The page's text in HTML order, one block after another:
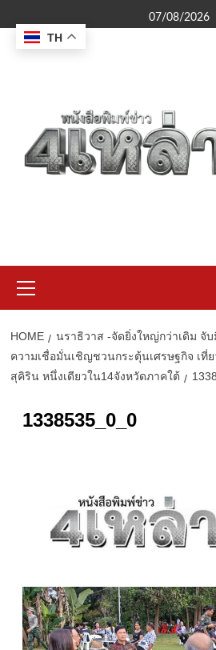
to
content
07/08/2026
Menu
HOME
นราธิวาส -จัดยิ่งใหญ่กว่าเดิม จั
ความเชื่อมั่นเชิญชวนกระตุ้นเศรษฐกิจ เ
สุคิริน หนึ่งเดียวใน14จังหวัดภาคใต้
1338535_0_0
TH